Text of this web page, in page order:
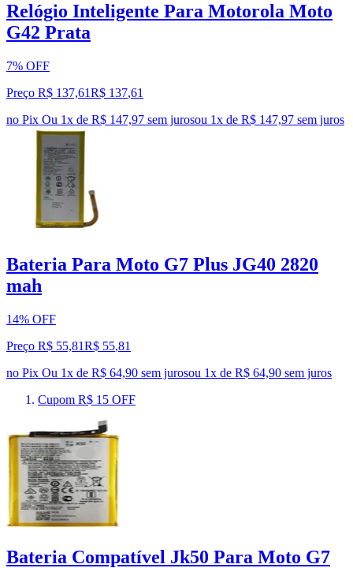
Relógio Inteligente Para Motorola Moto
G42 Prata
7% OFF
Preço R$ 137,61R$ 137,61
no Pix Ou 1x de R$ 147,97 sem jurosou 1x de R$ 147,97 sem juros
Bateria Para Moto G7 Plus JG40 2820
mah
14% OFF
Preço R$ 55,81R$ 55,81
no Pix Ou 1x de R$ 64,90 sem jurosou 1x de R$ 64,90 sem juros
Cupom R$ 15 OFF
Bateria Compatível Jk50 Para Moto G7